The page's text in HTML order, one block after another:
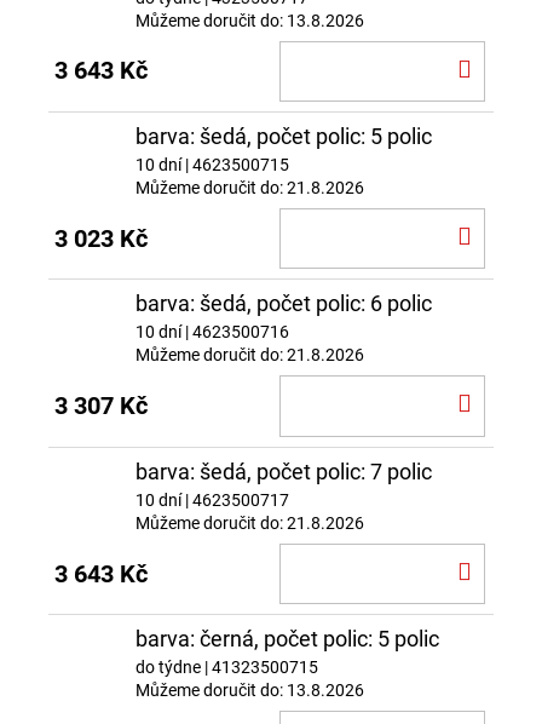
Můžeme doručit do: 13.8.2026
3 643 Kč
barva: šedá, počet polic: 5 polic
10 dní| 4623500715
Můžeme doručit do:21.8.2026
3 023 Kč
barva: šedá, počet polic: 6 polic
10 dní| 4623500716
Můžeme doručit do:21.8.2026
3 307 Kč
barva: šedá, počet polic: 7 polic
10 dní| 4623500717
Můžeme doručit do:21.8.2026
3 643 Kč
barva: černá, počet polic: 5 polic
do týdne | 41323500715
Můžeme doručit do: 13.8.2026